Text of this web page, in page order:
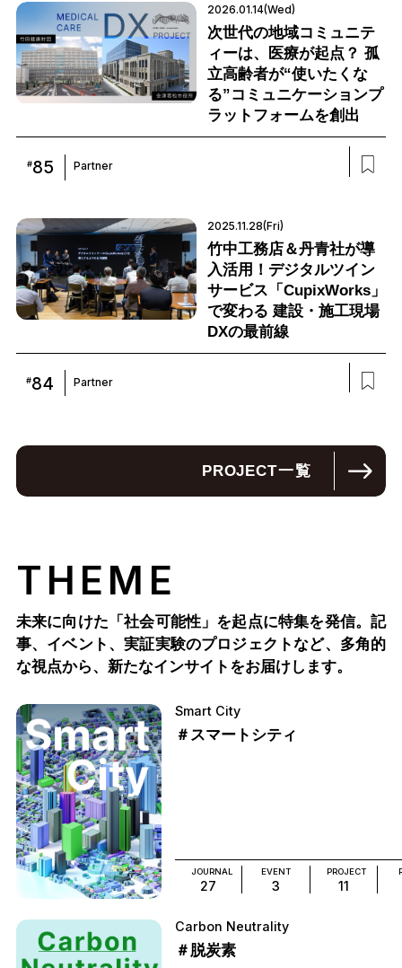
2026.01.14(Wed)
次世代の地域コミュニテ
ィーは、医療が起点？ 孤
立高齢者が“使いたくな
る”コミュニケーションプ
ラットフォームを創出
#85 Partner
2025.11.28(Fri)
竹中工務店＆丹青社が導
入活用！デジタルツイン
サービス「CupixWorks」
で変わる 建設・施工現場
DXの最前線
#84 Partner
PROJECT一覧
THEME
未来に向けた「社会可能性」を起点に特集を発信。記
事、イベント、実証実験のプロジェクトなど、多角的
な視点から、新たなインサイトをお届けします。
Smart City
＃スマートシティ
JOURNAL
27
EVENT
3
PROJECT
11
Carbon Neutrality
＃脱炭素